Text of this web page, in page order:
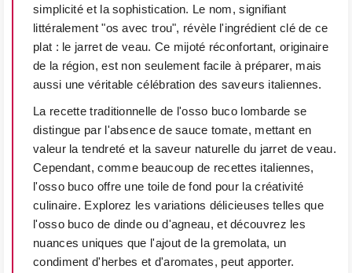
simplicité et la sophistication. Le nom, signifiant
littéralement "os avec trou", révèle l'ingrédient clé de ce
plat : le jarret de veau. Ce mijoté réconfortant, originaire
de la région, est non seulement facile à préparer, mais
aussi une véritable célébration des saveurs italiennes.
La recette traditionnelle de l'osso buco lombarde se
distingue par l'absence de sauce tomate, mettant en
valeur la tendreté et la saveur naturelle du jarret de veau.
Cependant, comme beaucoup de recettes italiennes,
l'osso buco offre une toile de fond pour la créativité
culinaire. Explorez les variations délicieuses telles que
l'osso buco de dinde ou d'agneau, et découvrez les
nuances uniques que l'ajout de la gremolata, un
condiment d'herbes et d'aromates, peut apporter.